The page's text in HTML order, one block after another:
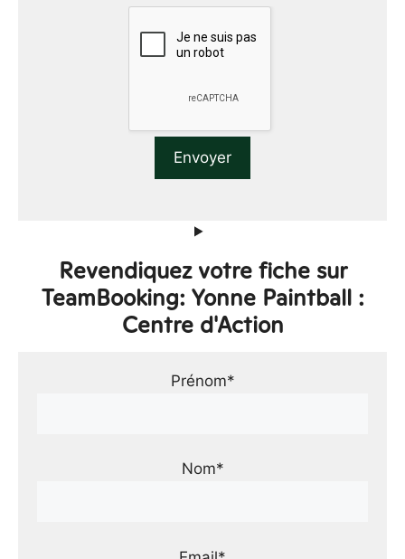
Revendiquez votre fiche sur
TeamBooking: Yonne Paintball :
Centre d'Action
Prénom*
Nom*